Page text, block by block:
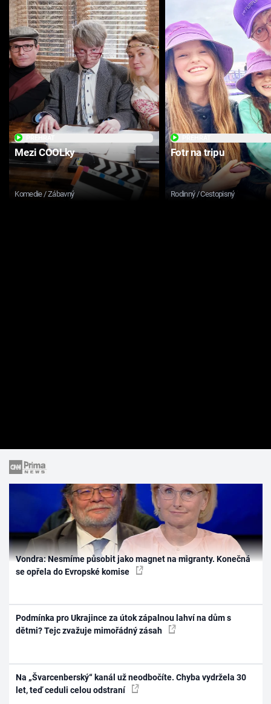
Mezi COOLky
Komedie / Zábavný
Fotr na tripu
Rodinný / Cestopisný
Vondra: Nesmíme působit jako magnet na migranty. Konečná
se opřela do Evropské komise
Podmínka pro Ukrajince za útok zápalnou lahví na dům s
dětmi? Tejc zvažuje mimořádný zásah
Na „Švarcenberský“ kanál už neodbočíte. Chyba vydržela 30
let, teď ceduli celou odstraní